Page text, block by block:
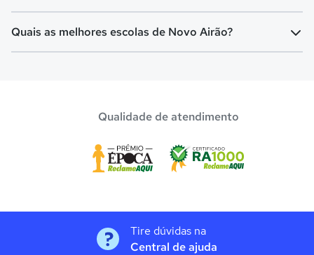
Quais as melhores escolas de Novo Airão?
Qualidade de atendimento
Tire dúvidas na
Central de ajuda